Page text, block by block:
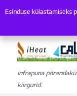
Infrapuna
kiirgurid.
Esinduse
Esinduse külastamiseks